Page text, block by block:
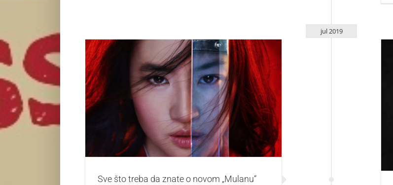
jul 2019
Sve što treba da znate o novom „Mulanu“
Život i zabava
Sve što treba da znate o novom „Mulanu“